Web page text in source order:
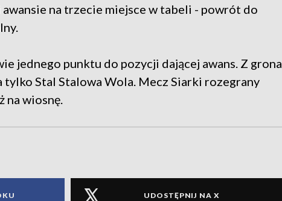
na trzecie miejsce w tabeli - powrót do
jednego punktu do pozycji dającej awans. Z grona
tylko Stal Stalowa Wola. Mecz Siarki rozegrany
na wiosnę.
UDOSTĘPNIJ NA X